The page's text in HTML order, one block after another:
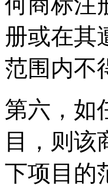
册或在其
范围内不
第六，如
目，则该
下项目的